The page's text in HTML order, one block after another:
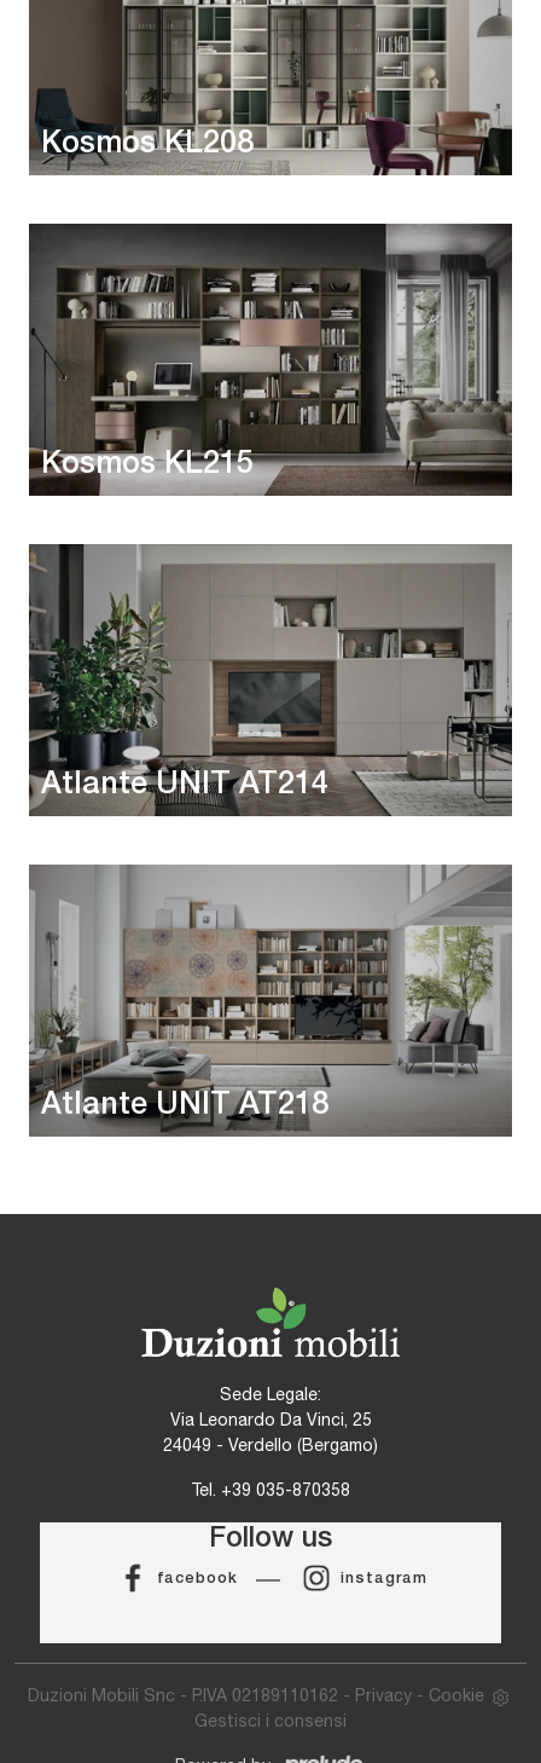
Kosmos KL208
Kosmos KL215
Atlante UNIT AT214
Atlante UNIT AT218
Sede Legale:
Via Leonardo Da Vinci, 25
24049 - Verdello (Bergamo)
Tel. +39 035-870358
Follow us
facebook instagram
Duzioni Mobili Snc - P.IVA 02189110162 - Privacy- Cookie
Gestisci i consensi